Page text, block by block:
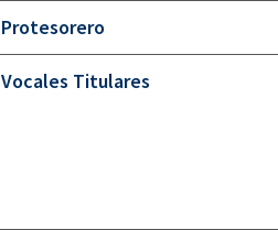
Protesorero
Vocales Titulares